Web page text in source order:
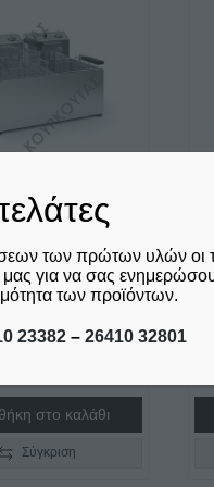
7LT Φ1003
ο Φ.Π.Α.
στο καλάθι
Σύγκριση
των πρώτων υλών οι
για να σας
των προϊόντων.
23382– 26410 32801